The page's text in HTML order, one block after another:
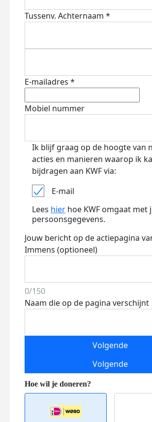
Tussenv. Achternaam *
E-mailadres *
Mobiel nummer
Ik blijf graag op de hoogte van
acties en manieren waarop ik
bijdragen aan KWF via:
E-mail
Lees hier hoe KWF omgaat met
persoonsgegevens.
Jouw bericht op de actiepagina
Immens (optioneel)
0/150
Naam die op de pagina verschijnt
Volgende
Volgende